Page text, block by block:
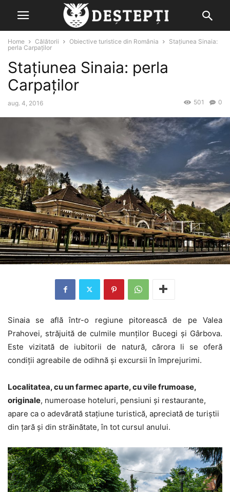
Home Călătorii Obiective turistice din România
Stațiunea Sinaia:
perla Carpaților
Stațiunea Sinaia: perla
Carpaților
aug. 4, 2016 0
501
Sinaia se află într-o regiune pitorească de pe Valea
Prahovei, străjuită de culmile munţilor Bucegi şi Gârbova.
Este vizitată de iubitorii de natură, cărora li se oferă
condiţii agreabile de odihnă şi excursii în împrejurimi.
Localitatea, cu un farmec aparte, cu vile frumoase,
originale, numeroase hoteluri, pensiuni şi restaurante,
apare ca o adevărată staţiune turistică, apreciată de turiştii
din ţară şi din străinătate, în tot cursul anului.